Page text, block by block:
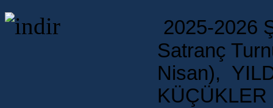
2025-2026
Satranç
Nisan),
KÜÇÜKLER